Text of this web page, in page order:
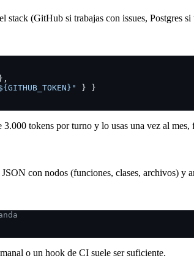
(GitHub si trabajas con issues, Postgres si
} }
3.000 tokens por turno y lo usas una vez al mes,
con nodos (funciones, clases, archivos) y
o un hook de CI suele ser suficiente.